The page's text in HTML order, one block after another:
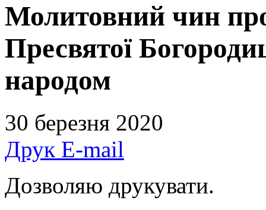
Молитовний чин
Пресвятої
народом
30 березня 2020
Друк E-mail
Дозволяю друкувати.